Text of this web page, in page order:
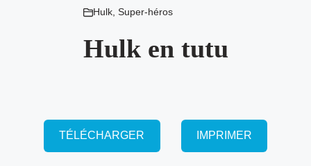
Hulk, Super-héros
Hulk en tutu
TÉLÉCHARGER IMPRIMER